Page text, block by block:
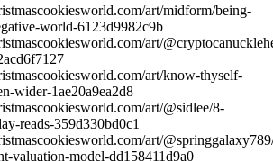
art/midform/being-
world-6123d9982c9b
art/
art/know-thyself-
wider-1ae20a9ea2d8
art/@sidlee/8-
reads-359d330bd0c1
art/
valuation-model-dd158411d9a0